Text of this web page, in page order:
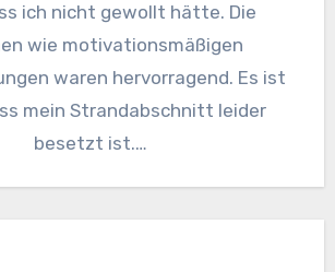
ich nicht gewollt hätte. Die
wie motivationsmäßigen
waren hervorragend. Es ist
mein Strandabschnitt leider
besetzt ist.…